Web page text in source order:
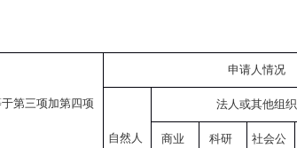
第三项加第四项
申请人情况
自然人
法人或其他组织
商业 科研 社会公